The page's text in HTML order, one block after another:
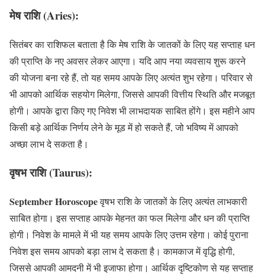
मेष राशि (Aries):
सितंबर का राशिफल बताता है कि मेष राशि के जातकों के लिए यह सप्ताह धन
की प्राप्ति के नए अवसर लेकर आएगा। यदि आप नया व्यवसाय शुरू करने
की योजना बना रहे हैं, तो यह समय आपके लिए अत्यंत शुभ रहेगा। परिवार से
भी आपको आर्थिक सहयोग मिलेगा, जिससे आपकी वित्तीय स्थिति और मजबूत
होगी। आपके द्वारा किए गए निवेश भी लाभदायक साबित होंगे। इस महीने आप
किसी बड़े आर्थिक निर्णय लेने के मूड में हो सकते हैं, जो भविष्य में आपको
अच्छा लाभ दे सकता है।
वृषभ राशि (Taurus):
September Horoscopeवृषभ राशि के जातकों के लिए अत्यंत लाभकारी
साबित होगा। इस सप्ताह आपके मेहनत का फल मिलेगा और धन की प्राप्ति
होगी। निवेश के मामले में भी यह समय आपके लिए उत्तम रहेगा। कोई पुराना
निवेश इस समय आपको बड़ा लाभ दे सकता है। कामकाज में वृद्धि होगी,
जिससे आपकी आमदनी में भी इजाफा होगा। आर्थिक दृष्टिकोण से यह सप्ताह